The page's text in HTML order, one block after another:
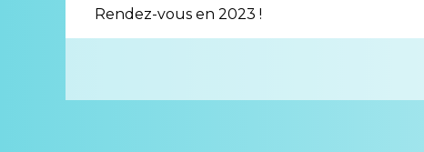
Rendez-vous en 2023 !